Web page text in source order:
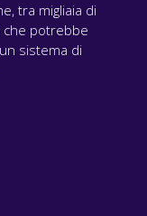
tra migliaia di
che potrebbe
sistema di